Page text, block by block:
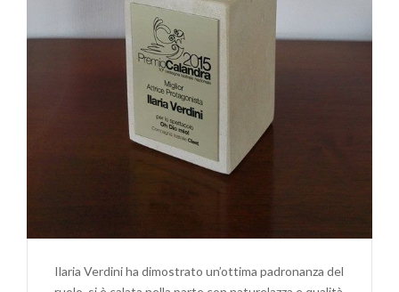
Ilaria Verdini ha dimostrato un’ottima padronanza del